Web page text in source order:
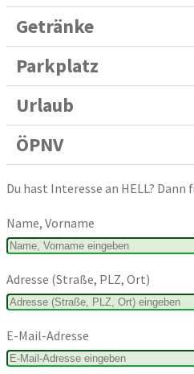
Getränke
Parkplatz
Urlaub
ÖPNV
Du hast Interesse an HELL?
Name, Vorname
Adresse (Straße, PLZ, Ort)
E-Mail-Adresse